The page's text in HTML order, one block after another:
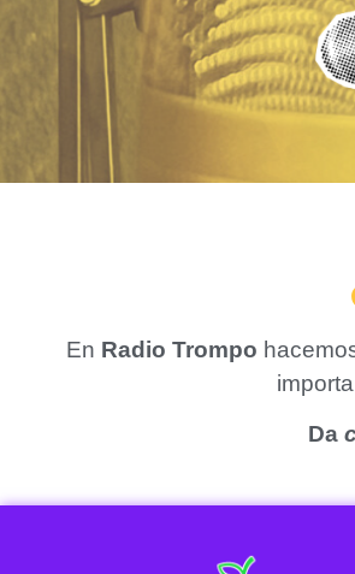
En Radio Trompo
Da